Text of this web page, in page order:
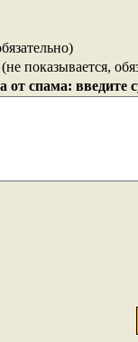
(не показывается,
от спама: введите